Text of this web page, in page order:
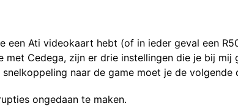
een Ati videokaart hebt (of in ieder geval een
met Cedega, zijn er drie instellingen die je bij mij
naar de game moet je de volgende
ongedaan te maken.